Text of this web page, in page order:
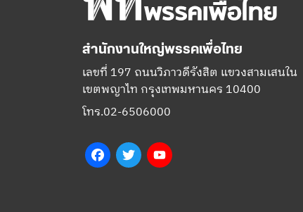
สำนักงานใหญ่พรรคเพื่อไทย
เลขที่ 197 ถนนวิภาวดีรังสิต แขวงสามเสนใน
เขตพญาไท กรุงเทพมหานคร 10400
โทร.02-6506000
FacebookTwitter